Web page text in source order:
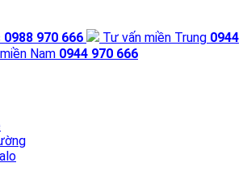
0988 970 666 Tư vấn miền Trung 0944
Nam 0944 970 666